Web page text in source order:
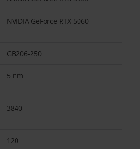
NVIDIA GeForce RTX 5060
GB206-250
5 nm
3840
120